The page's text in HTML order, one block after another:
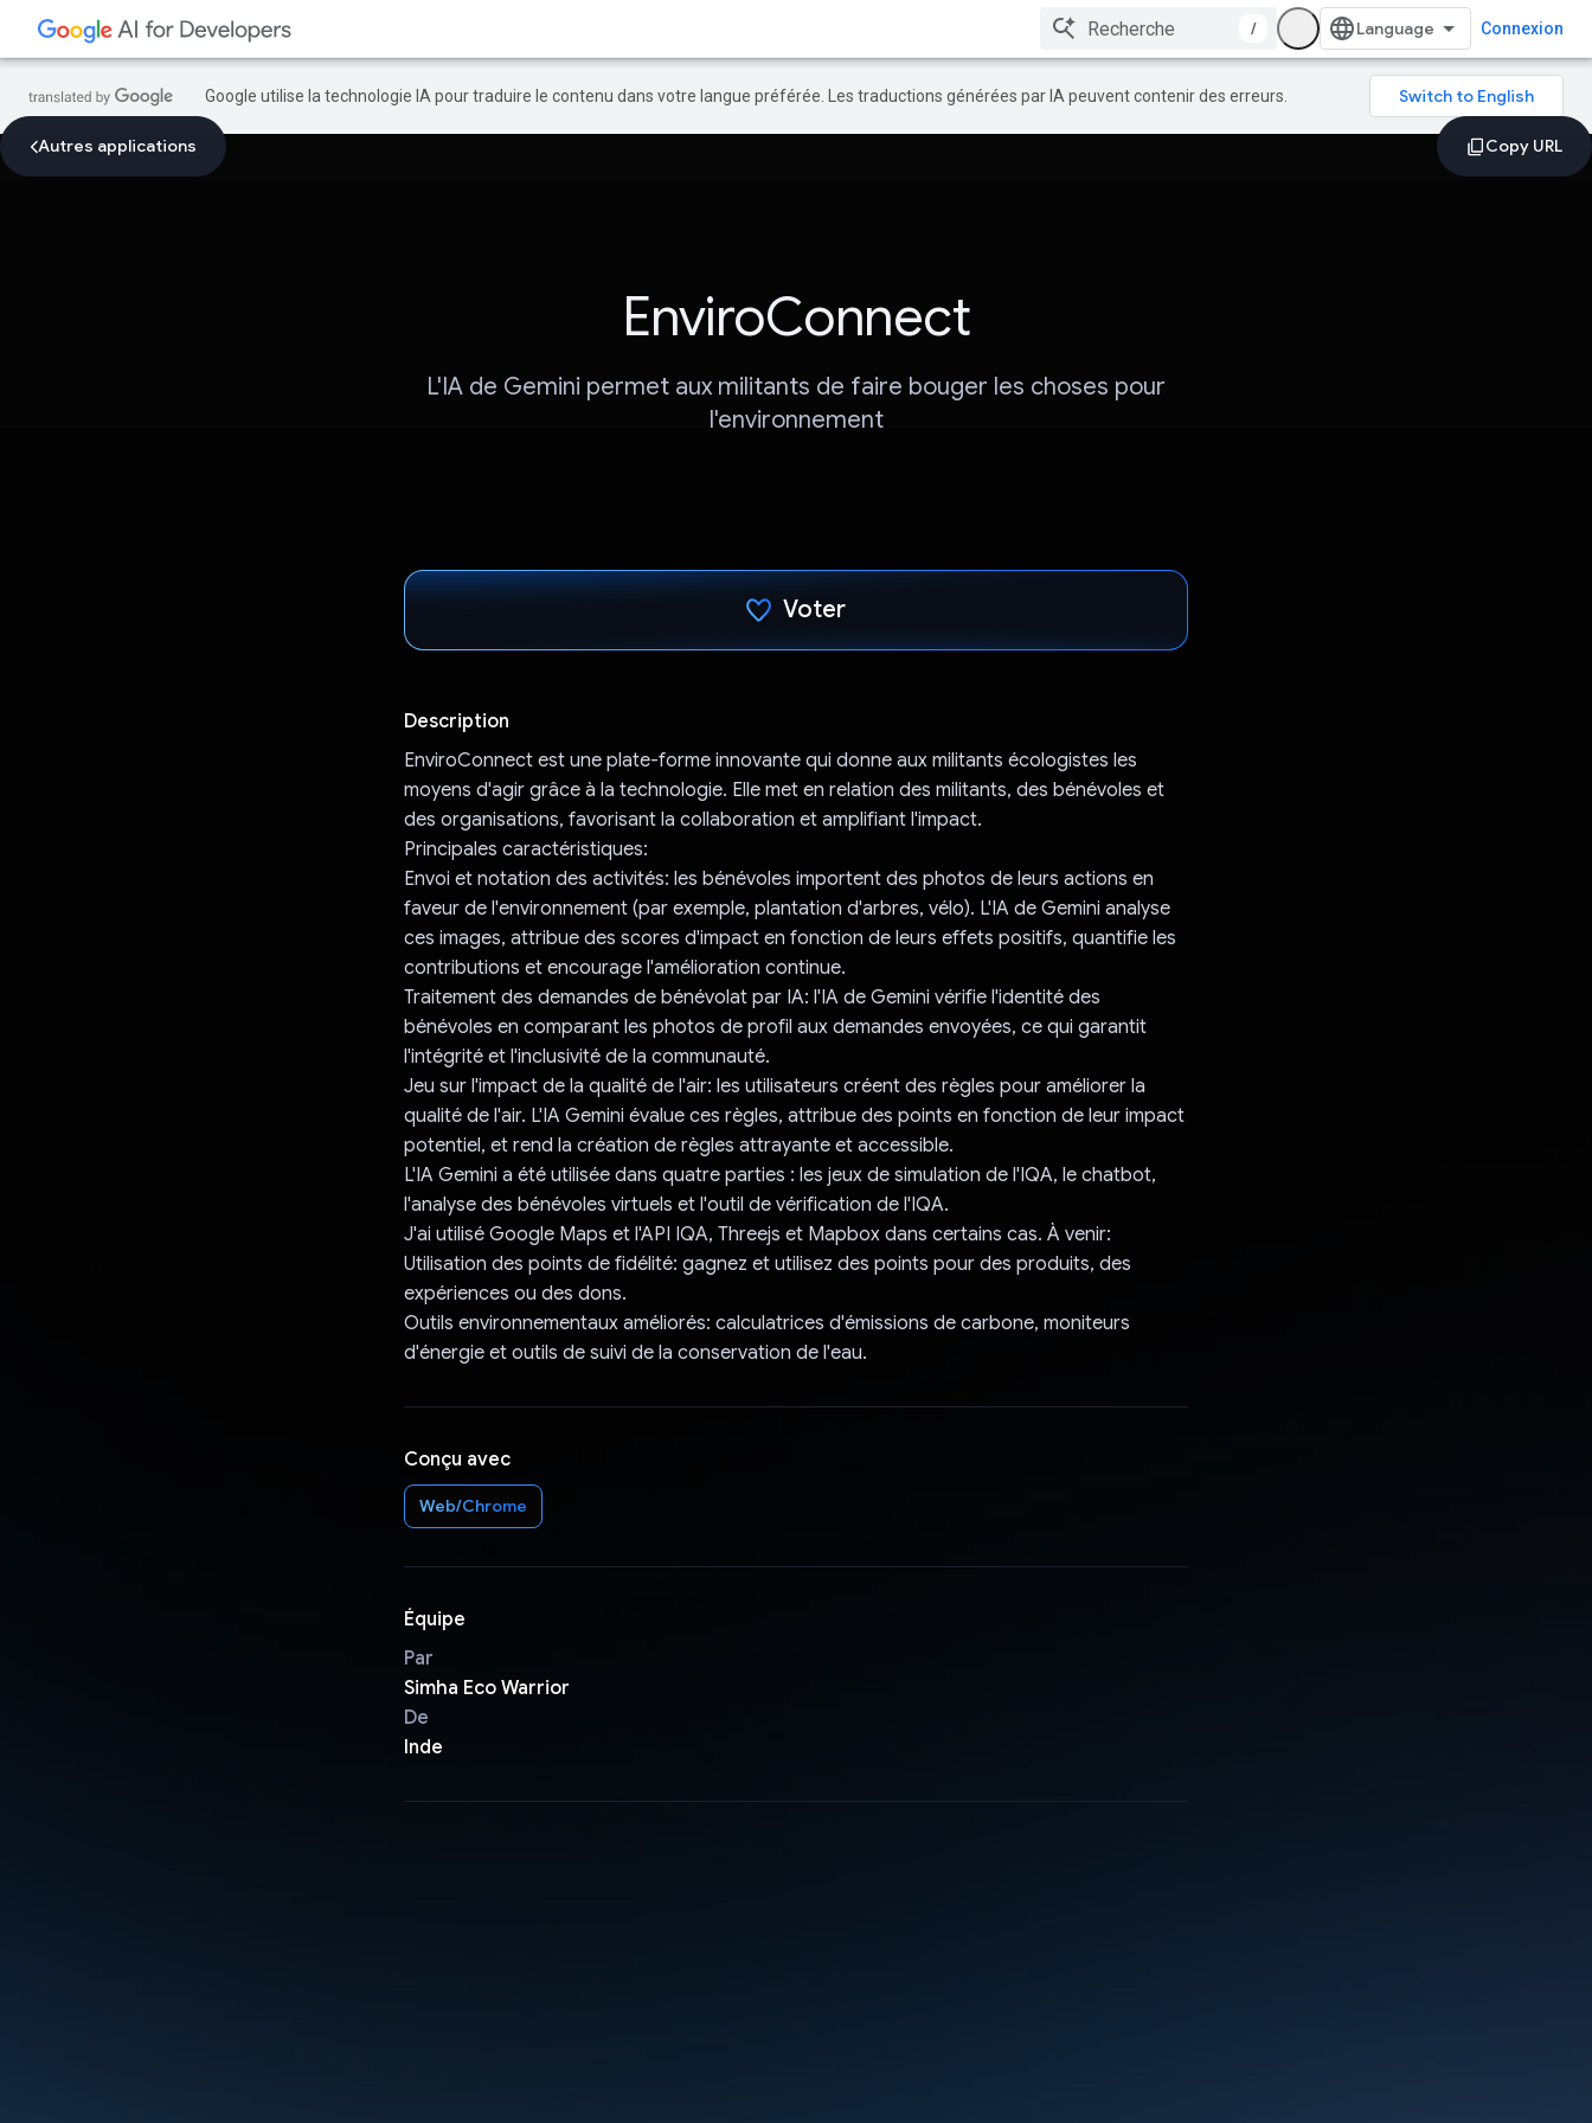
/ Connexion
Google utilise la technologie IA pour traduire le contenu dans votre langue préférée. Les traductions générées par IA peuvent contenir des erreurs.
Autres applications
EnviroConnect
L'IA de Gemini permet aux militants de faire bouger les choses pour
l'environnement
Voter
Description
EnviroConnect est une plate-forme innovante qui donne aux militants écologistes les
moyens d'agir grâce à la technologie. Elle met en relation des militants, des bénévoles et
des organisations, favorisant la collaboration et amplifiant l'impact.
Principales caractéristiques:
Envoi et notation des activités: les bénévoles importent des photos de leurs actions en
faveur de l'environnement (par exemple, plantation d'arbres, vélo). L'IA de Gemini analyse
ces images, attribue des scores d'impact en fonction de leurs effets positifs, quantifie les
contributions et encourage l'amélioration continue.
Traitement des demandes de bénévolat par IA: l'IA de Gemini vérifie l'identité des
bénévoles en comparant les photos de profil aux demandes envoyées, ce qui garantit
l'intégrité et l'inclusivité de la communauté.
Jeu sur l'impact de la qualité de l'air: les utilisateurs créent des règles pour améliorer la
qualité de l'air. L'IA Gemini évalue ces règles, attribue des points en fonction de leur impact
potentiel, et rend la création de règles attrayante et accessible.
L'IA Gemini a été utilisée dans quatre parties : les jeux de simulation de l'IQA, le chatbot,
l'analyse des bénévoles virtuels et l'outil de vérification de l'IQA.
J'ai utilisé Google Maps et l'API IQA, Threejs et Mapbox dans certains cas. À venir:
Utilisation des points de fidélité: gagnez et utilisez des points pour des produits, des
expériences ou des dons.
Outils environnementaux améliorés: calculatrices d'émissions de carbone, moniteurs
d'énergie et outils de suivi de la conservation de l'eau.
Conçu avec
Web/Chrome
Équipe
Par
Simha Eco Warrior
De
Inde